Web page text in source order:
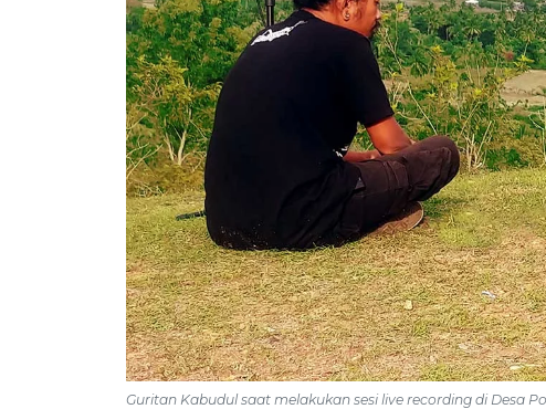
Guritan Kabudul saat melakukan sesi live recording di Desa